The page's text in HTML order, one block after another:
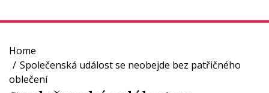
Home
Společenská událost se neobejde bez patřičného
oblečení